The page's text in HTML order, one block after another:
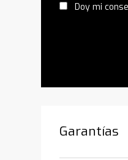
Doy mi
Garantías